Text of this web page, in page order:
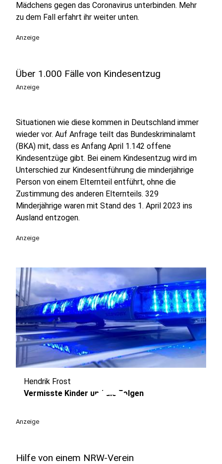
Mädchens gegen das Coronavirus unterbinden. Mehr
zu dem Fall erfahrt ihr weiter unten.
Anzeige
Über 1.000 Fälle von Kindesentzug
Anzeige
Situationen wie diese kommen in Deutschland immer
wieder vor. Auf Anfrage teilt das Bundeskriminalamt
(BKA) mit, dass es Anfang April 1.142 offene
Kindesentzüge gibt. Bei einem Kindesentzug wird im
Unterschied zur Kindesentführung die minderjährige
Person von einem Elternteil entführt, ohne die
Zustimmung des anderen Elternteils. 329
Minderjährige waren mit Stand des 1. April 2023 ins
Ausland entzogen.
Anzeige
play_circle
Hendrik Frost
Vermisste Kinder und die Folgen
Anzeige
Hilfe von einem NRW-Verein